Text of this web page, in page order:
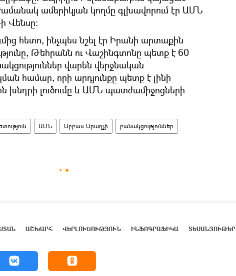
ամերիկյան կողմը գլխավորում էր ԱՄՆ
Վենսը։
հետո, ինչպես նշել էր Իրանի արտաքին
Թեհրանն ու Վաշինգտոնը պետք է 60
վարեն վերջնական
համար, որի արդյունքը պետք է լինի
խնդրի լուծումը և ԱՄՆ պատժամիջոցների
ԱՄՆ Աբբաս Արաղչի բանակցություններ
ԱՇԽԱՐՀ ՎԵՐԼՈՒԾՈՒԹՅՈՒՆ ԻՆՖՈԳՐԱՖԻԿԱ ՏԵՍԱՆՅՈՒԹԵՐ